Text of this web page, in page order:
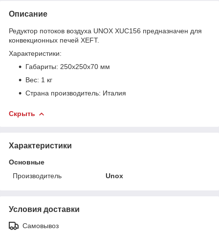
Описание
Редуктор потоков воздуха​ UNOX XUC156 предназначен для
конвекционных печей XEFT.
Характеристики:
Габариты: 250х250х70 мм
Вес: 1 кг
Страна производитель: Италия
Скрыть
Характеристики
Основные
Производитель
Unox
Условия доставки
Самовывоз